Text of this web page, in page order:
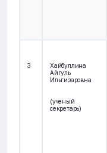
3
Хайбуллина
Айгуль
Ильгизаровна
(ученый
секретарь)